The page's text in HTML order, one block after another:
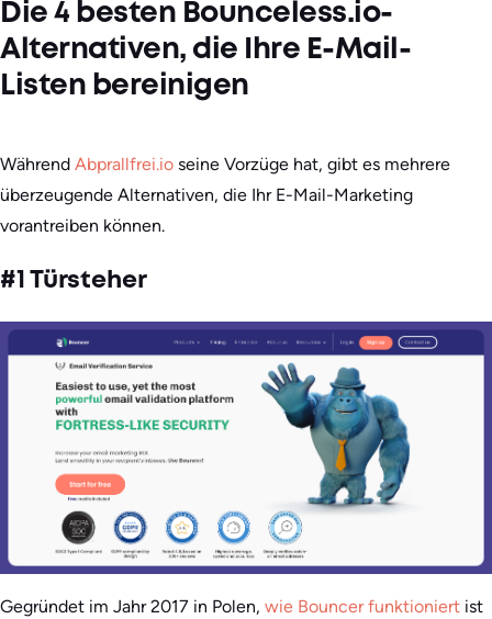
Die 4 besten Bounceless.io-
Alternativen, die Ihre E-Mail-
Listen bereinigen
Während Abprallfrei.io seine Vorzüge hat, gibt es mehrere
überzeugende Alternativen, die Ihr E-Mail-Marketing
vorantreiben können.
#1 Türsteher
Gegründet im Jahr 2017 in Polen, wie Bouncer funktioniert ist